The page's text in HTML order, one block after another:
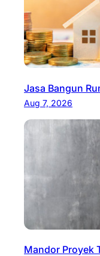
Jasa Bangun
Aug 7, 2026
Mandor Proyek